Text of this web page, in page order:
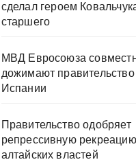
сделал героем
старшего
МВД Евросоюза
дожимают правительство
Испании
Правительство одобряет
репрессивную рекреацию
алтайских властей